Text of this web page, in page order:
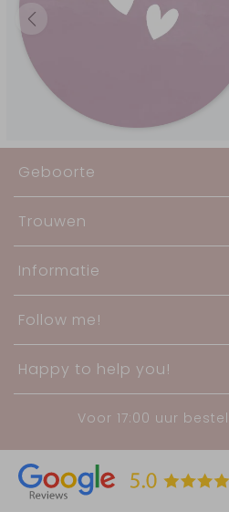
Geboorte
Trouwen
Informatie
Follow me!
Happy to help you!
Voor 17:00 uur